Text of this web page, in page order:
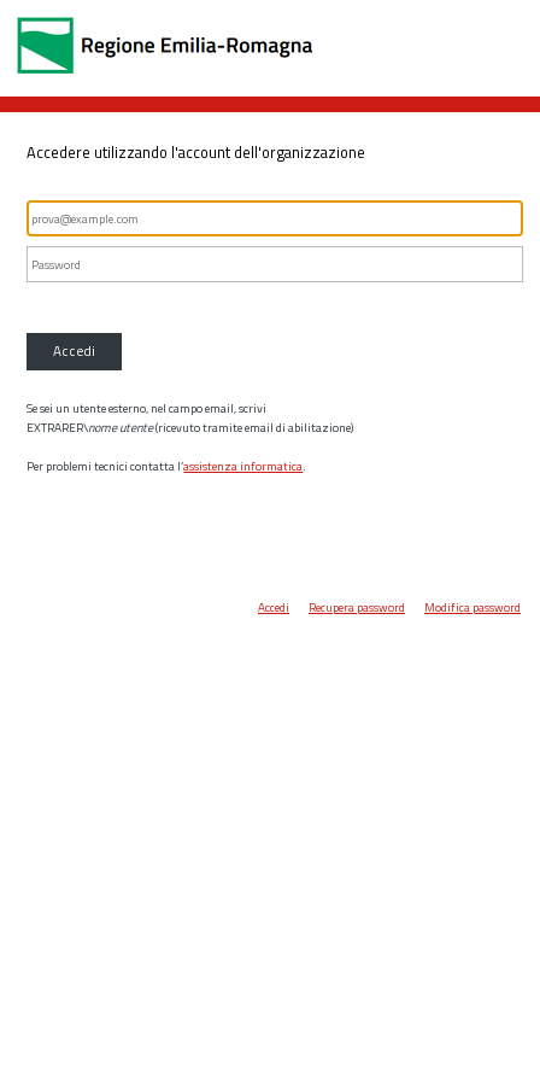
Accedere utilizzando l'account dell'organizzazione
Accedi
Se sei un utente esterno, nel campo email, scrivi
EXTRARER\nome utente(ricevuto tramite email di abilitazione)
Per problemi tecnici contatta l’assistenza informatica.
Accedi Recupera password Modifica password